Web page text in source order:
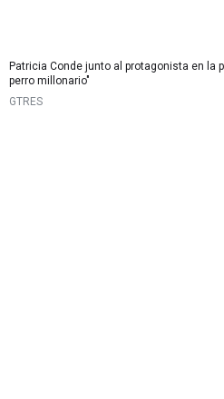
Patricia Conde junto al protagonista en la
perro millonario"
GTRES